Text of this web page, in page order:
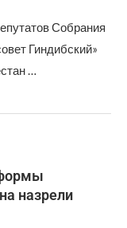
Собрания
Гиндибский»
…
назрели